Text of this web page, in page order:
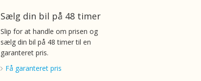
Sælg din bil på 48 timer
Slip for at handle om prisen og
sælg din bil på 48 timer til en
garanteret pris.
Få garanteret pris